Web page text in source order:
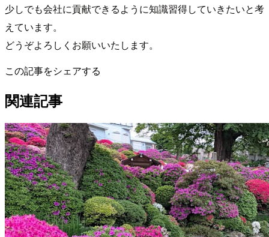
少しでも会社に貢献できるように知識習得していきたいと考
えています。
どうぞよろしくお願いいたします。
この記事をシェアする
関連記事